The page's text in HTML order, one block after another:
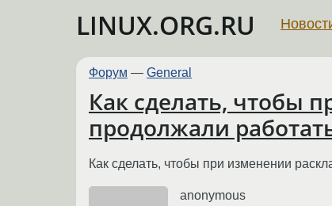
LINUX.ORG.RU
Форум — General
Как сделать, чтобы
продолжали
Как сделать, чтобы при изменении
anonymous